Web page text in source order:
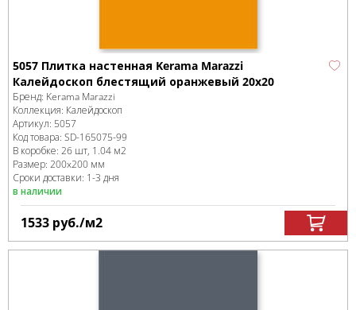
5057 Плитка настенная Kerama Marazzi
Калейдоскоп блестящий оранжевый 20x20
Бренд: Kerama Marazzi
Коллекция: Калейдоскоп
Артикул: 5057
Код товара: SD-165075-99
В коробке: 26 шт, 1.04 м2
Размер: 200x200 мм
Сроки доставки: 1-3 дня
в наличии
1533 руб./м2